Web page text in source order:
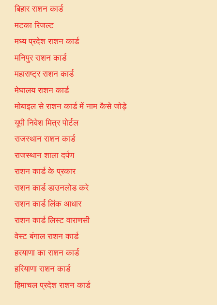
बिहार राशन कार्ड
मटका रिजल्ट
मध्य प्रदेश राशन कार्ड
मनिपुर राशन कार्ड
महाराष्ट्र राशन कार्ड
मेघालय राशन कार्ड
मोबाइल से राशन कार्ड में नाम कैसे जोड़े
यूपी निवेश मित्र पोर्टल
राजस्थान राशन कार्ड
राजस्थान शाला दर्पण
राशन कार्ड के प्रकार
राशन कार्ड डाउनलोड करे
राशन कार्ड लिंक आधार
राशन कार्ड लिस्ट वाराणसी
वेस्ट बंगाल राशन कार्ड
हरयाणा का राशन कार्ड
हरियाणा राशन कार्ड
हिमाचल प्रदेश राशन कार्ड